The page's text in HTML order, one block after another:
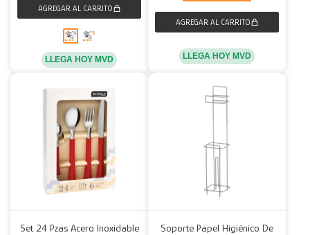
LLEGA HOY MVD LLEGA HOY MVD
Set 24 Pzas Acero Inoxidable
Soporte Papel Higiénico De